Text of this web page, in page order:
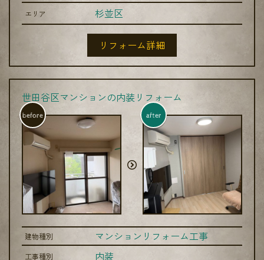
エリア 杉並区
リフォーム詳細
世田谷区マンションの内装リフォーム
before after
建物種別 マンションリフォーム工事
工事種別 内装